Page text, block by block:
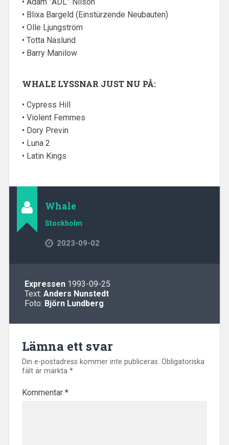
• Adam ”ADL” Nilson
• Blixa Bargeld (Einstürzende Neubauten)
• Olle Ljungström
• Totta Näslund
• Barry Manilow
WHALE LYSSNAR JUST NU PÅ:
• Cypress Hill
• Violent Femmes
• Dory Previn
• Luna 2
• Latin Kings
Whale
Stockholm
2023-09-02
Expressen1993-09-25
Text: Anders Nunstedt
Foto: Björn Lundberg
Lämna ett svar
Din e-postadress kommer inte publiceras. Obligatoriska
fält är märkta *
Kommentar *